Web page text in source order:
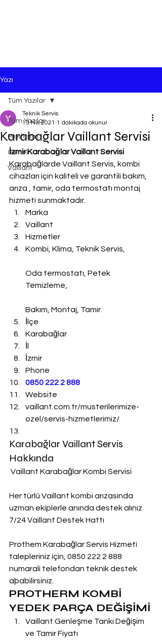
Yazı
Tüm Yazılar
Protherm
Genel
Vaillant
Tüm Yazılar
Karabağlar Vaillant Servisi
Teknik Servis
13 Nis 2021 1 dakikada okunur
İzmir Karabağlar Vaillant Servisi
Karabağlarde Vaillant Servis, kombi
cihazları için kaliteli ve garantili bakım,
arıza , tamir, oda termostatı montaj
hizmeti sunmaktadır.
Marka
Vaillant
Hizmetler
Kombi, Klima, Teknik Servis,
Oda termostatı, Petek
Temizleme,
Bakım, Montaj, Tamir.
İlçe
Karabağlar
İzmir
Phone
0850 222 2 888
Website
vaillant.com.tr/musterilerimize-
ozel/servis-hizmetlerimiz/
Karabağlar Vaillant Servis
Hakkında
Vaillant Karabağlar Kombi Servisi
Her türlü Vaillant kombi arızasında
uzman ekiplerle anında destek alınız
7/24 Vaillant Destek Hattı
Prothem Karabağlar Servis Hizmeti
talepleriniz için, 0850 222 2 888
numarali telefondan teknik destek
aþabilirsiniz.
PROTHERM KOMBİ
YEDEK PARÇA DEĞİŞİMİ
Vaillant Genleşme Tankı Değişim
ve Tamir Fiyatı